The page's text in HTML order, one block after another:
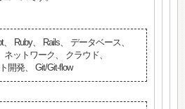
Ruby、 Rails、 データベース、
ットワーク、 クラウド、
開発、 Git/Git-flow